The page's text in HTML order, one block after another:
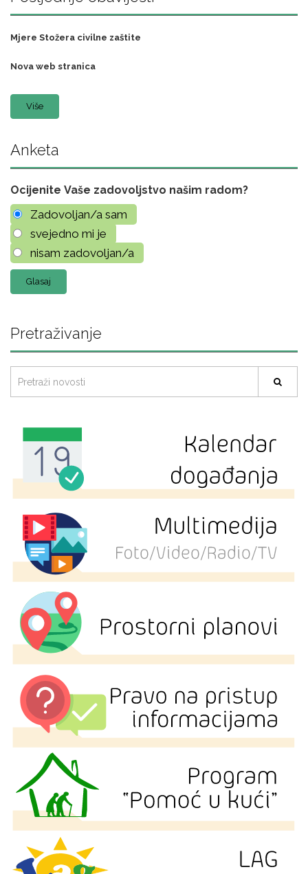
Mjere Stožera civilne zaštite
Nova web stranica
Više
Anketa
Ocijenite Vaše zadovoljstvo našim radom?
Zadovoljan/a sam
svejedno mi je
nisam zadovoljan/a
Pretraživanje